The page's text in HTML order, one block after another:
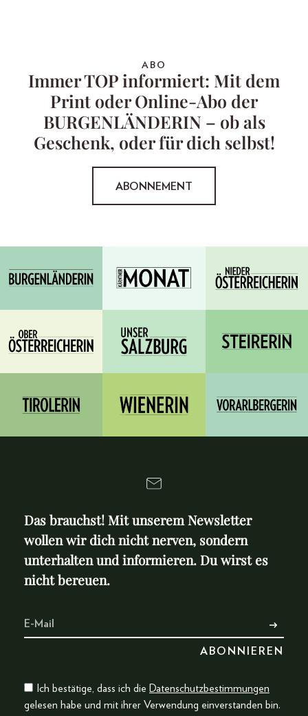
ABO
Immer TOP informiert: Mit dem
Print oder Online-Abo der
BURGENLÄNDERIN – ob als
Geschenk, oder für dich selbst!
ABONNEMENT
Das brauchst! Mit unserem Newsletter
wollen wir dich nicht nerven, sondern
unterhalten und informieren. Du wirst es
nicht bereuen.
Ich bestätige, dass ich die Datenschutzbestimmungen
gelesen habe und mit ihrer Verwendung einverstanden bin.